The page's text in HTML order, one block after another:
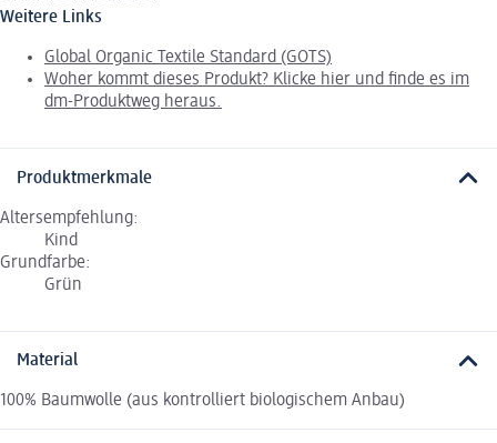
Weitere Links
Global Organic Textile Standard (GOTS)
Woher kommt dieses Produkt? Klicke hier und finde es im
dm-Produktweg heraus.
Produktmerkmale
Altersempfehlung:
Kind
Grundfarbe:
Grün
Material
100% Baumwolle (aus kontrolliert biologischem Anbau)